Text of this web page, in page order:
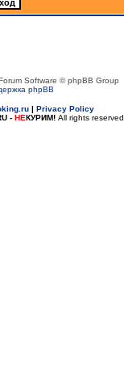
Software © phpBB Group
phpBB
| Privacy Policy
- НЕКУРИМ! All rights reserved.